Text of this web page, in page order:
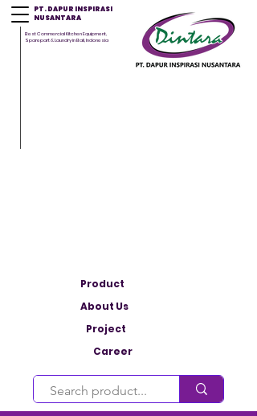
PT. DAPUR INSPIRASI
NUSANTARA
Best Commercial Kitchen Equipment,
Sparepart & Laundry in Bali, Indonesia
Career
Product
About Us
Project